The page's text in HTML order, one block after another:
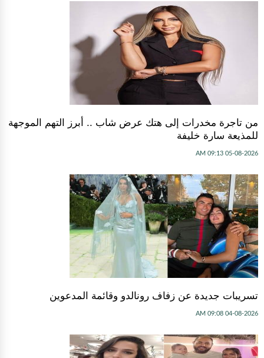
من تاجرة مخدرات إلى هتك عرض شاب .. أبرز التهم الموجهة
للمذيعة سارة خليفة
05-08-2026 09:13 AM
تسريبات جديدة عن زفاف رونالدو وقائمة المدعوين
04-08-2026 09:08 AM